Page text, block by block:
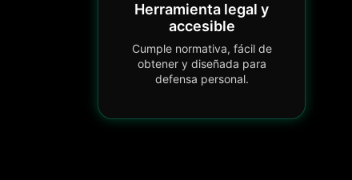
Herramienta legal y
accesible
Cumple normativa, fácil de
obtener y diseñada para
defensa personal.